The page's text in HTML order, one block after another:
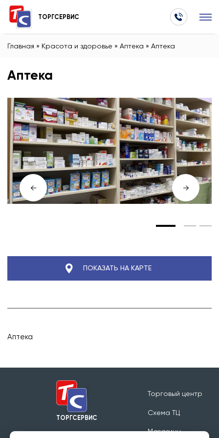
ТОРГСЕРВИС
Главная » Красота и здоровье » Аптека » Аптека
← →
Аптека
Аптека
ПОКАЗАТЬ НА КАРТЕ
ТОРГСЕРВИС
Торговый центр
Схема ТЦ
Магазины